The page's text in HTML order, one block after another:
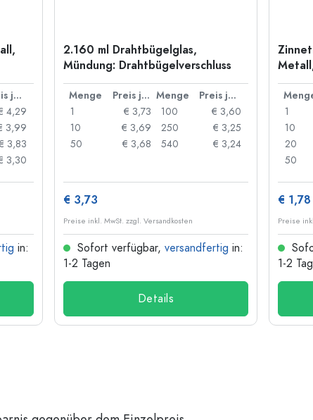
Preis je Stück
4,29
3,99
3,83
3,30
in:
2.160 ml Drahtbügelglas,
Mündung: Drahtbügelverschluss
Menge Preis je Stück Menge
Preis je Stück
1
€ 3,73
10
€ 3,69
50
€ 3,68
100
€ 3,60
250
€ 3,25
540
€ 3,24
€ 3,73
Preise inkl. MwSt. zzgl. Versandkosten
Sofort verfügbar, versandfertig in:
1-2 Tagen
Details
1
10
20
50
€ 1,78
Preise
1-2